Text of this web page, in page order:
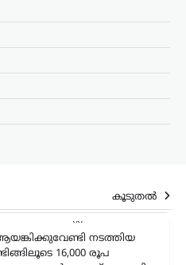
കൂടുതൽ
നടത്തിയ
16,000 രൂപ
പണം ഒരു…
പ്രധാനമന്ത്രി
ഓഗസ്റ്റ്‌ 9, 2026
ക്വിറ്റ് ഇന്ത്യാ